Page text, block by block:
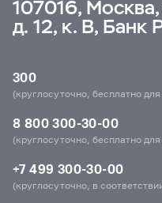
107016,
д. 12, к. В, Банк
300
(круглосуточно, бесплатно
8 800 300-30-00
(круглосуточно, бесплатно
+7 499 300-30-00
(круглосуточно, в